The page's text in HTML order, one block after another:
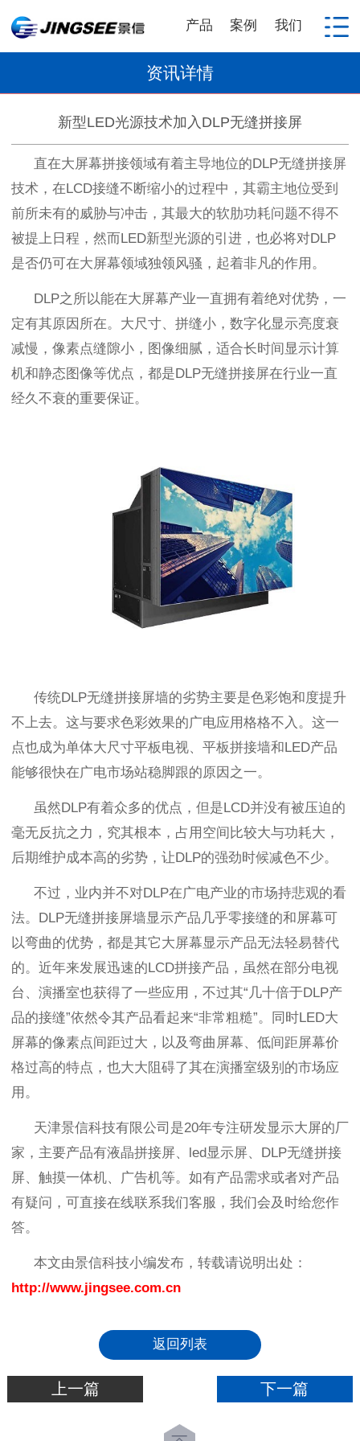
产品 案例 我们
资讯详情
新型LED光源技术加入DLP无缝拼接屏
直在大屏幕拼接领域有着主导地位的DLP无缝拼接屏
技术，在LCD接缝不断缩小的过程中，其霸主地位受到
前所未有的威胁与冲击，其最大的软肋功耗问题不得不
被提上日程，然而LED新型光源的引进，也必将对DLP
是否仍可在大屏幕领域独领风骚，起着非凡的作用。
DLP之所以能在大屏幕产业一直拥有着绝对优势，一
定有其原因所在。大尺寸、拼缝小，数字化显示亮度衰
减慢，像素点缝隙小，图像细腻，适合长时间显示计算
机和静态图像等优点，都是DLP无缝拼接屏在行业一直
经久不衰的重要保证。
传统DLP无缝拼接屏墙的劣势主要是色彩饱和度提升
不上去。这与要求色彩效果的广电应用格格不入。这一
点也成为单体大尺寸平板电视、平板拼接墙和LED产品
能够很快在广电市场站稳脚跟的原因之一。
虽然DLP有着众多的优点，但是LCD并没有被压迫的
毫无反抗之力，究其根本，占用空间比较大与功耗大，
后期维护成本高的劣势，让DLP的强劲时候减色不少。
不过，业内并不对DLP在广电产业的市场持悲观的看
法。 DLP无缝拼接屏墙显示产品几乎零接缝的和屏幕可
以弯曲的优势，都是其它大屏幕显示产品无法轻易替代
的。近年来发展迅速的LCD拼接产品，虽然在部分电视
台、演播室也获得了一些应用，不过其“ 几十倍于DLP产
品的接缝”依然令其产品看起来“非常粗糙”。同时LED大
屏幕的像素点间距过大，以及弯曲屏幕、低间距屏幕价
格过高的特点，也大大阻碍了其在演播室级别的市场应
用。
天津景信科技有限公司是20年专注研发显示大屏的厂
家，主要产品有液晶拼接屏、 led显示屏、 DLP无缝拼接
屏、触摸一体机、广告机等。如有产品需求或者对产品
有疑问，可直接在线联系我们客服，我们会及时给您作
答。
本文由景信科技小编发布，转载请说明出处：
http://www.jingsee.com.cn
返回列表
上一篇 下一篇